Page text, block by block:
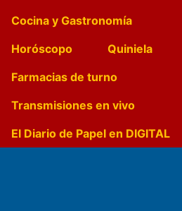
Cocina y Gastronomía
Horóscopo
Quiniela
Farmacias de turno
Transmisiones en vivo
El Diario de Papel en DIGITAL